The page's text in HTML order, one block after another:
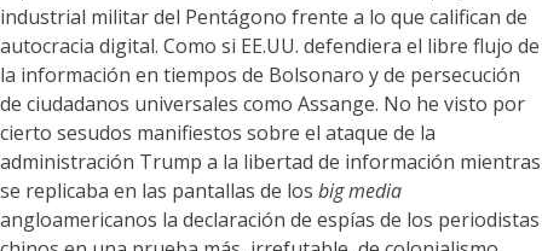
industrial militar del Pentágono frente a lo que califican de
autocracia digital. Como si EE.UU. defendiera el libre flujo de
la información en tiempos de Bolsonaro y de persecución
de ciudadanos universales como Assange. No he visto por
cierto sesudos manifiestos sobre el ataque de la
administración Trump a la libertad de información mientras
se replicaba en las pantallas de los big media
angloamericanos la declaración de espías de los periodistas